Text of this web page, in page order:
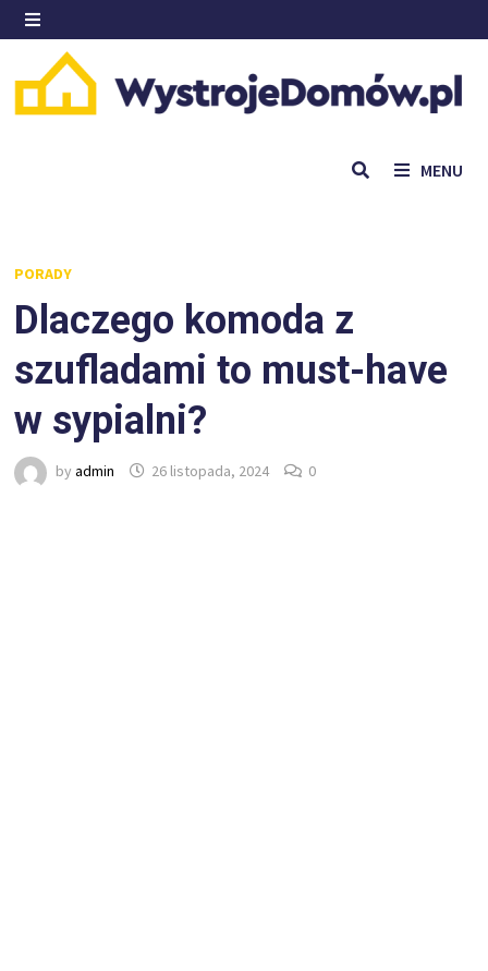
Skip
to
content
MENU
MENU
PORADY
Dlaczego komoda z
szufladami to must-have
w sypialni?
byadmin 26 listopada, 2024 0